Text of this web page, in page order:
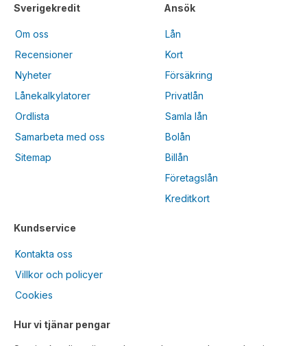
Sverigekredit
Om oss
Recensioner
Nyheter
Lånekalkylatorer
Ordlista
Samarbeta med oss
Sitemap
Kundservice
Kontakta oss
Villkor och policyer
Cookies
Ansök
Lån
Kort
Försäkring
Privatlån
Samla lån
Bolån
Billån
Företagslån
Kreditkort
Hur vi tjänar pengar